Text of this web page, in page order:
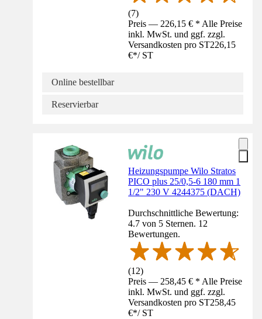
(7)
Preis — 226,15 € * Alle Preise
inkl. MwSt. und ggf. zzgl.
Versandkosten pro ST226,15
€*/ ST
Online bestellbar
Reservierbar
Heizungspumpe Wilo Stratos
PICO plus 25/0,5-6 180 mm 1
1/2" 230 V 4244375 (DACH)
Durchschnittliche Bewertung:
4.7 von 5 Sternen. 12
Bewertungen.
(12)
Preis — 258,45 € * Alle Preise
inkl. MwSt. und ggf. zzgl.
Versandkosten pro ST258,45
€*/ ST